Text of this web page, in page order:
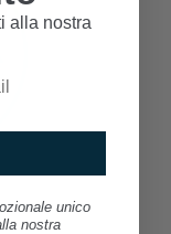
alla nostra
unico
nostra